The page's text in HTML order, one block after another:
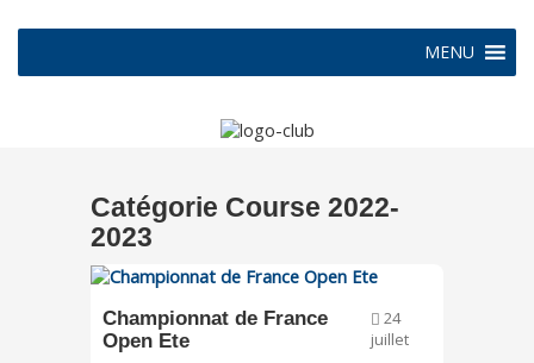
MENU
Catégorie Course 2022-
2023
Championnat de France
Open Ete
24
juillet